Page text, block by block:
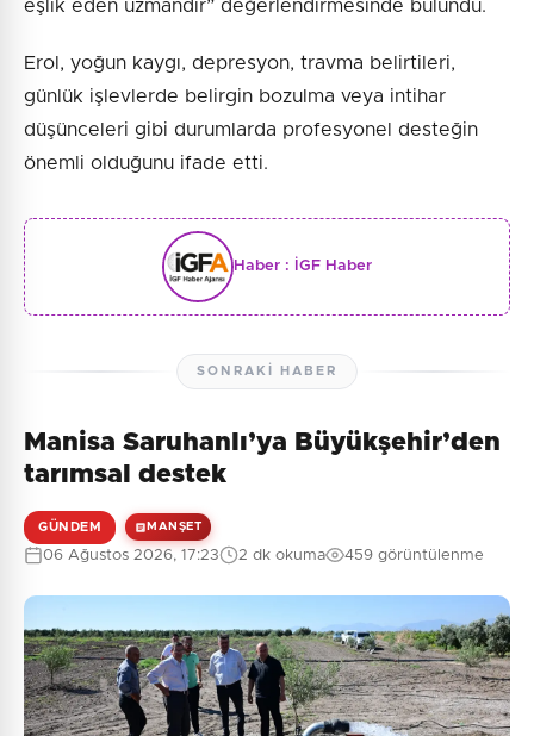
eşlik eden uzmandır” değerlendirmesinde bulundu.
Erol, yoğun kaygı, depresyon, travma belirtileri,
günlük işlevlerde belirgin bozulma veya intihar
düşünceleri gibi durumlarda profesyonel desteğin
önemli olduğunu ifade etti.
Haber : İGF Haber
SONRAKI HABER
Manisa Saruhanlı’ya Büyükşehir’den
tarımsal destek
GÜNDEM MANŞET
06 Ağustos 2026, 17:23 2 dk okuma 459 görüntülenme